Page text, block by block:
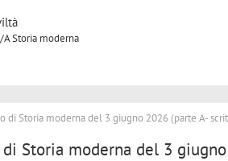
Storia moderna
di Storia moderna del 3 giugno 2026 (parte A-
Storia moderna del 3